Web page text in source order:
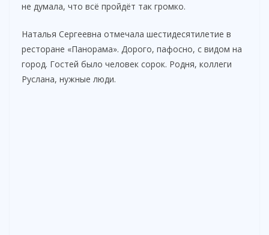
не думала, что всё пройдёт так громко.
Наталья Сергеевна отмечала шестидесятилетие в
ресторане «Панорама». Дорого, пафосно, с видом на
город. Гостей было человек сорок. Родня, коллеги
Руслана, нужные люди.